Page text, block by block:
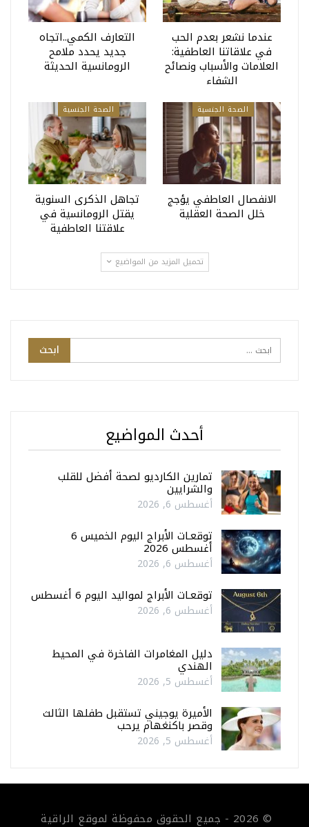
عندما نشعر بعدم الحب
في علاقاتنا العاطفية:
العلامات والأسباب ونصائح
الشفاء
التعارف الكمي..اتجاه
جديد يحدد ملامح
الرومانسية الحديثة
الصحة الجنسية
الانفصال العاطفي يؤجج
خلل الصحة العقلية
الصحة الجنسية
تجاهل الذكرى السنوية
يقتل الرومانسية في
علاقتنا العاطفية
تحميل المزيد من المواضيع
أحدث المواضيع
تمارين الكارديو لصحة أفضل للقلب
والشرايين
أغسطس 6, 2026
توقعـات الأبراج اليوم الخميس 6
أغسطس 2026
أغسطس 6, 2026
توقعـات الأبراج لمواليد اليوم 6 أغسطس
أغسطس 6, 2026
دليل المغامرات الفاخرة في المحيط
الهندي
أغسطس 5, 2026
الأميرة يوجيني تستقبل طفلها الثالث
وقصر باكنغهام يرحب
أغسطس 5, 2026
© 2026 - جميع الحقوق محفوظة لموقع الراقية